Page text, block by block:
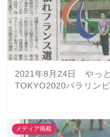
2021年8月24日 やっ
TOKYO2020パラリン
メディア掲載